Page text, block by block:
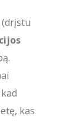
(drįstu
kas